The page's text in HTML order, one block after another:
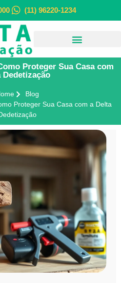
(11) 96220-1234
Proteger Sua Casa com
Dedetização
Blog
Proteger Sua Casa com a Delta